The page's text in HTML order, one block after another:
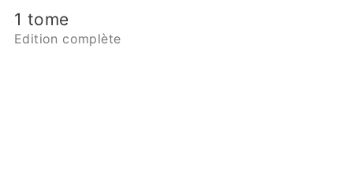
1 tome
Edition complète